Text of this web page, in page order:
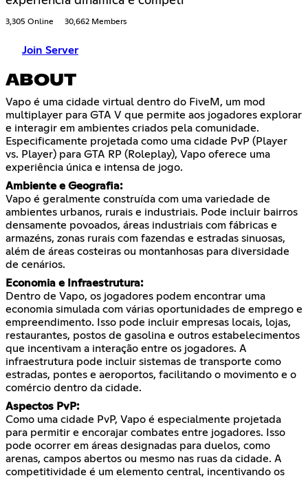
3,305 Online 30,662 Members
Join Server
ABOUT
Vapo é uma cidade virtual dentro do FiveM, um mod
multiplayer para GTA V que permite aos jogadores explorar
e interagir em ambientes criados pela comunidade.
Especificamente projetada como uma cidade PvP (Player
vs. Player) para GTA RP (Roleplay), Vapo oferece uma
experiência única e intensa de jogo.
Ambiente e Geografia:
Vapo é geralmente construída com uma variedade de
ambientes urbanos, rurais e industriais. Pode incluir bairros
densamente povoados, áreas industriais com fábricas e
armazéns, zonas rurais com fazendas e estradas sinuosas,
além de áreas costeiras ou montanhosas para diversidade
de cenários.
Economia e Infraestrutura:
Dentro de Vapo, os jogadores podem encontrar uma
economia simulada com várias oportunidades de emprego e
empreendimento. Isso pode incluir empresas locais, lojas,
restaurantes, postos de gasolina e outros estabelecimentos
que incentivam a interação entre os jogadores. A
infraestrutura pode incluir sistemas de transporte como
estradas, pontes e aeroportos, facilitando o movimento e o
comércio dentro da cidade.
Aspectos PvP:
Como uma cidade PvP, Vapo é especialmente projetada
para permitir e encorajar combates entre jogadores. Isso
pode ocorrer em áreas designadas para duelos, como
arenas, campos abertos ou mesmo nas ruas da cidade. A
competitividade é um elemento central, incentivando os